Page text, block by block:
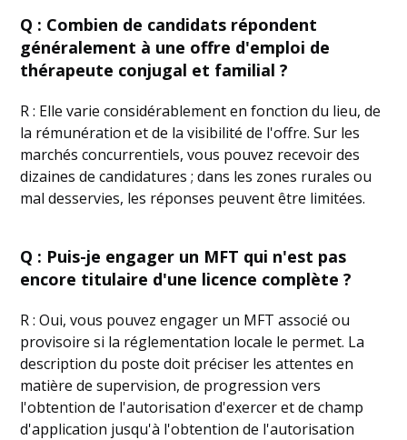
Q : Combien de candidats répondent
généralement à une offre d'emploi de
thérapeute conjugal et familial ?
R : Elle varie considérablement en fonction du lieu, de
la rémunération et de la visibilité de l'offre. Sur les
marchés concurrentiels, vous pouvez recevoir des
dizaines de candidatures ; dans les zones rurales ou
mal desservies, les réponses peuvent être limitées.
Q : Puis-je engager un MFT qui n'est pas
encore titulaire d'une licence complète ?
R : Oui, vous pouvez engager un MFT associé ou
provisoire si la réglementation locale le permet. La
description du poste doit préciser les attentes en
matière de supervision, de progression vers
l'obtention de l'autorisation d'exercer et de champ
d'application jusqu'à l'obtention de l'autorisation